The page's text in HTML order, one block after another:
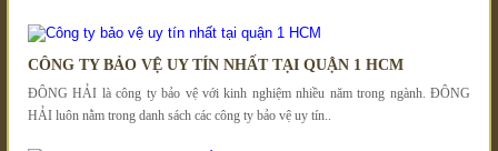
CÔNG TY BẢO VỆ UY TÍN NHẤT TẠI QUẬN 1 HCM
ĐÔNG HẢI là công ty bảo vệ với kinh nghiệm nhiều năm trong ngành. ĐÔNG
HẢI luôn nằm trong danh sách các công ty bảo vệ uy tín..